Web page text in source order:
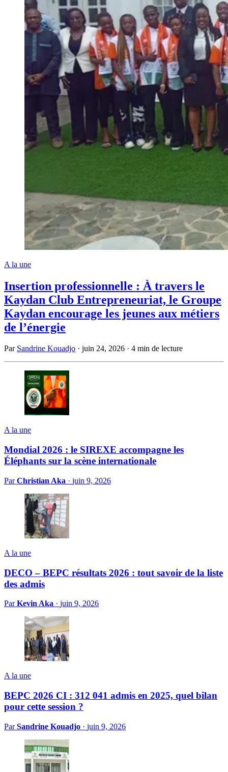
A la une
Insertion professionnelle : À travers le
Kaydan Club Entrepreneuriat, le Groupe
Kaydan encourage les jeunes aux métiers
de l’énergie
Par Sandrine Kouadjo · juin 24, 2026 · 4 min de lecture
A la une
Mondial 2026 : le SIREXE accompagne les
Éléphants sur la scène internationale
ParChristian Aka · juin 9, 2026
A la une
DECO – BEPC résultats 2026 : tout savoir de la liste
des admis
ParKevin Aka · juin 9, 2026
A la une
BEPC 2026 CI : 312 041 admis en 2025, quel bilan
pour cette session ?
ParSandrine Kouadjo · juin 9, 2026